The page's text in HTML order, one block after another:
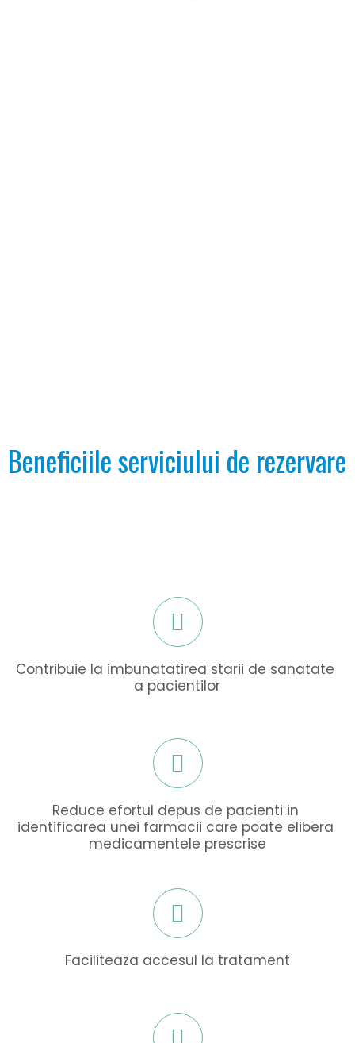
Beneficiile serviciului de rezervare
Contribuie la imbunatatirea starii de sanatate
a pacientilor
Reduce efortul depus de pacienti in
identificarea unei farmacii care poate elibera
medicamentele prescrise
Faciliteaza accesul la tratament